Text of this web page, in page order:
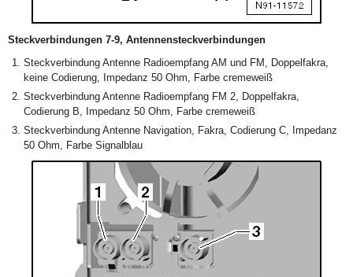
Steckverbindungen 7-9, Antennensteckverbindungen
Steckverbindung Antenne Radioempfang AM und FM, Doppelfakra,
keine Codierung, Impedanz 50 Ohm, Farbe cremeweiß
Steckverbindung Antenne Radioempfang FM 2, Doppelfakra,
Codierung B, Impedanz 50 Ohm, Farbe cremeweiß
Steckverbindung Antenne Navigation, Fakra, Codierung C, Impedanz
50 Ohm, Farbe Signalblau